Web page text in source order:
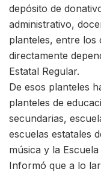
depósito de
administrativo,
planteles, entre los
directamente
Estatal Regular.
De esos planteles
planteles de
secundarias,
escuelas estatales
música y la
Informó que a lo